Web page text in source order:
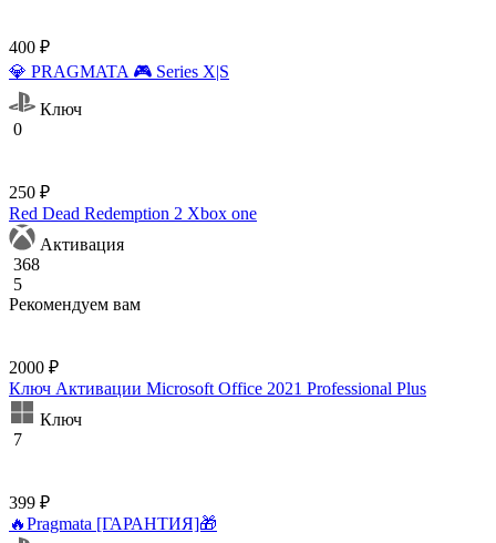
400 ₽
💎 PRAGMATA 🎮 Series X|S
Ключ
0
250 ₽
Red Dead Redemption 2 Xbox one
Активация
368
5
Рекомендуем вам
2000 ₽
Ключ Активации Microsoft Office 2021 Professional Plus
Ключ
7
399 ₽
🔥Pragmata [ГАРАНТИЯ]🎁